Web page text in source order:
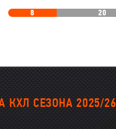
8 20
КХЛ СЕЗОНА 2025/26